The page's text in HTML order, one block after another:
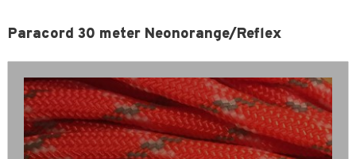
Paracord 30 meter Neonorange/Reflex